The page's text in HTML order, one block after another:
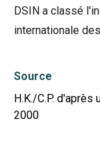
DSIN a classé
internationale
Source
H.K./C.P. d'après
2000